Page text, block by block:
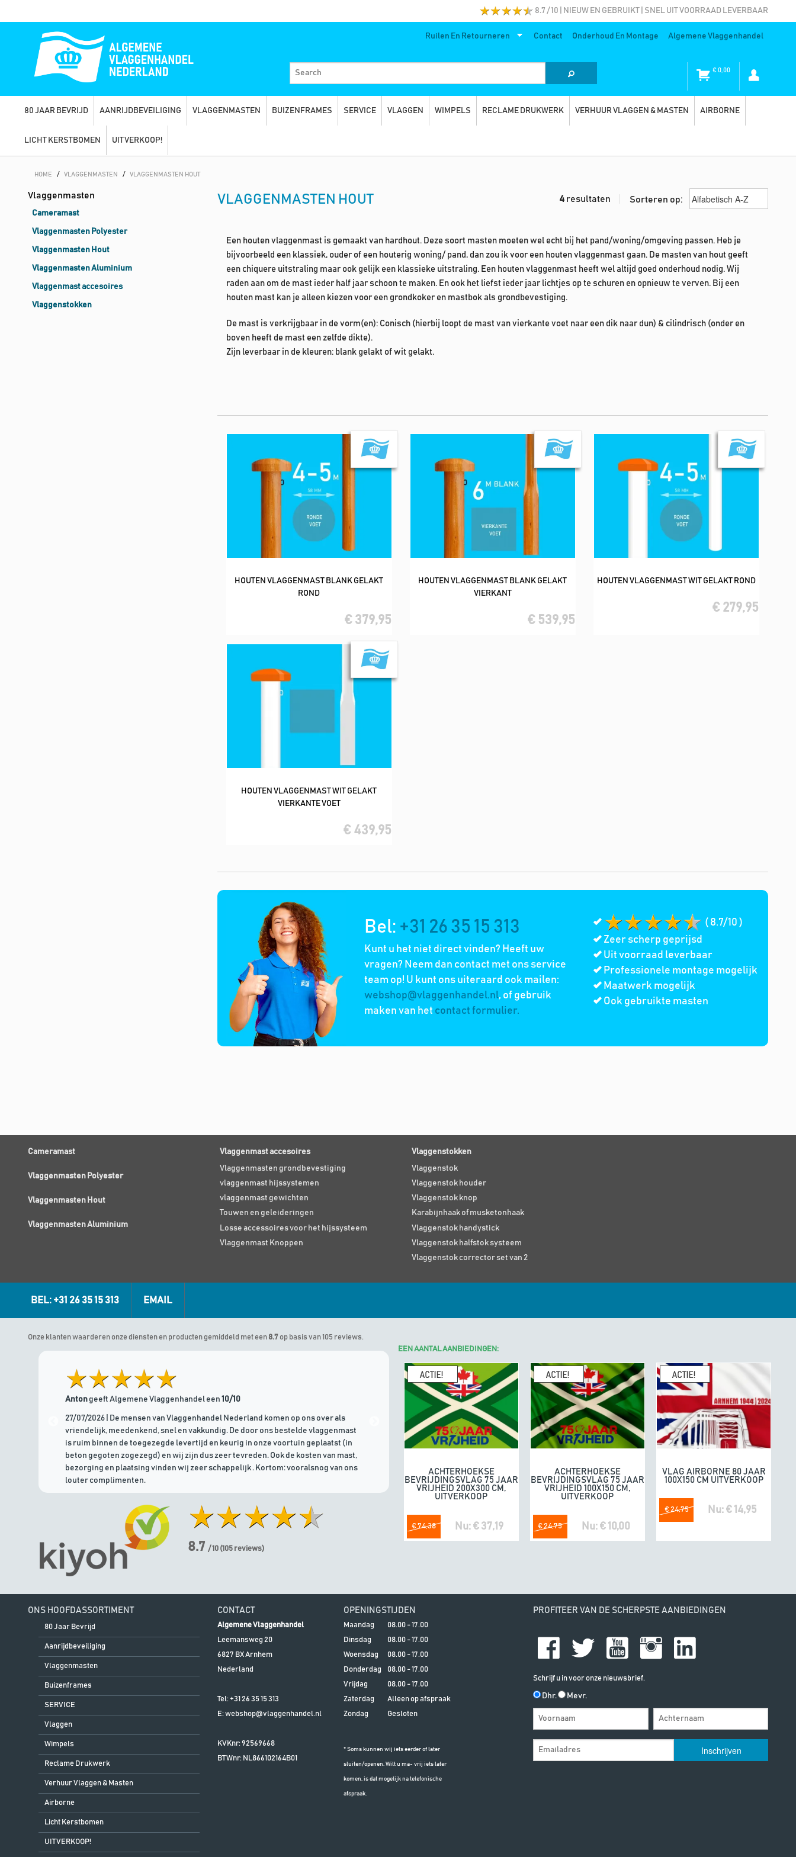
8.7 / 10 | NIEUW EN GEBRUIKT | SNEL UIT VOORRAAD LEVERBAAR
Ruilen En Retourneren Contact Onderhoud En Montage Algemene Vlaggenhandel
€0,00
80 JAAR BEVRIJD AANRIJDBEVEILIGING VLAGGENMASTEN BUIZENFRAMES SERVICE VLAGGEN WIMPELS RECLAME DRUKWERK VERHUUR VLAGGEN & MASTEN AIRBORNE
LICHT KERSTBOMEN UITVERKOOP!
HOME / VLAGGENMASTEN / VLAGGENMASTEN HOUT
Vlaggenmasten
Cameramast
Vlaggenmasten Polyester
Vlaggenmasten Hout
Vlaggenmasten Aluminium
Vlaggenmast accesoires
Vlaggenstokken
4 resultaten Sorteren op:
VLAGGENMASTEN HOUT
Een houten vlaggenmast is gemaakt van hardhout. Deze soort masten moeten wel echt bij het pand/woning/omgeving passen. Heb je
bijvoorbeeld een klassiek, ouder of een houterig woning/ pand, dan zou ik voor een houten vlaggenmast gaan. De masten van hout geeft
een chiquere uitstraling maar ook gelijk een klassieke uitstraling. Een houten vlaggenmast heeft wel altijd goed onderhoud nodig. Wij
raden aan om de mast ieder half jaar schoon te maken. En ook het liefst ieder jaar lichtjes op te schuren en opnieuw te verven. Bij een
houten mast kan je alleen kiezen voor een grondkoker en mastbok als grondbevestiging.
De mast is verkrijgbaar in de vorm(en): Conisch (hierbij loopt de mast van vierkante voet naar een dik naar dun) & cilindrisch (onder en
boven heeft de mast een zelfde dikte).
Zijn leverbaar in de kleuren: blank gelakt of wit gelakt.
In winkelwagen
HOUTEN VLAGGENMAST BLANK GELAKT
ROND
€ 379,95
In winkelwagen
HOUTEN VLAGGENMAST BLANK GELAKT
VIERKANT
€ 539,95
In winkelwagen
HOUTEN VLAGGENMAST WIT GELAKT ROND
€ 279,95
In winkelwagen
HOUTEN VLAGGENMAST WIT GELAKT
VIERKANTE VOET
€ 439,95
Bel: +31 26 35 15 313
Kunt u het niet direct vinden? Heeft uw
vragen? Neem dan contact met ons service
team op! U kunt ons uiteraard ook mailen:
webshop@vlaggenhandel.nl, of gebruik
maken van het contact formulier.
( 8.7/10 )
Zeer scherp geprijsd
Uit voorraad leverbaar
Professionele montage mogelijk
Maatwerk mogelijk
Ook gebruikte masten
Cameramast
Vlaggenmasten Polyester
Vlaggenmasten Hout
Vlaggenmasten Aluminium
Vlaggenmast accesoires
Vlaggenmasten grondbevestiging
vlaggenmast hijssystemen
vlaggenmast gewichten
Touwen en geleideringen
Losse accessoires voor het hijssysteem
Vlaggenmast Knoppen
Vlaggenstokken
Vlaggenstok
Vlaggenstok houder
Vlaggenstok knop
Karabijnhaak of musketonhaak
Vlaggenstok handystick
Vlaggenstok halfstok systeem
Vlaggenstok corrector set van 2
BEL: +31 26 35 15 313 EMAIL
Onze klanten waarderen onze diensten en producten gemiddeld met een 8.7 op basis van 105 reviews.
Antongeeft Algemene Vlaggenhandel een 10/10
27/07/2026 | De mensen van Vlaggenhandel Nederland komen op ons over als
vriendelijk, meedenkend, snel en vakkundig. De door ons bestelde vlaggenmast
is ruim binnen de toegezegde levertijd en keurig in onze voortuin geplaatst (in
beton gegoten zogezegd) en wij zijn dus zeer tevreden. Ook de kosten van mast,
bezorging en plaatsing vinden wij zeer schappelijk . Kortom: vooralsnog van ons
louter complimenten.
Marinus geeft Algemene Vlaggenhandel een10/10
21/07/2026 | Goede communicatie. Fijne producten.
K
8.7/ 10 (105 reviews)
EEN AANTAL AANBIEDINGEN:
In winkelwagen
ACHTERHOEKSE
BEVRIJDINGSVLAG 75 JAAR
VRIJHEID 200X300 CM,
UITVERKOOP
€ 74,38 Nu: € 37,19
In winkelwagen
ACHTERHOEKSE
BEVRIJDINGSVLAG 75 JAAR
VRIJHEID 100X150 CM,
UITVERKOOP
€ 24,75 Nu: € 10,00
In winkelwagen
VLAG AIRBORNE 80 JAAR
100X150 CM UITVERKOOP
€ 24,75 Nu: € 14,95
ONS HOOFDASSORTIMENT
80 Jaar Bevrijd
Aanrijdbeveiliging
Vlaggenmasten
Buizenframes
SERVICE
Vlaggen
Wimpels
Reclame Drukwerk
Verhuur Vlaggen & Masten
Airborne
Licht Kerstbomen
UITVERKOOP!
CONTACT
Algemene Vlaggenhandel
Leemansweg 20
6827 BXArnhem
Nederland
Tel: +31 26 35 15 313
E:webshop@vlaggenhandel.nl
KVKnr: 92569668
BTWnr: NL866102164B01
OPENINGSTIJDEN
Maandag
08.00 - 17.00
Dinsdag
08.00 - 17.00
Woensdag
08.00 - 17.00
Donderdag
08.00 - 17.00
Vrijdag
08.00 - 17.00
Zaterdag
Alleen op afspraak
Zondag
Gesloten
* Soms kunnen wij iets eerder of later
sluiten/openen. Wilt u ma- vrij iets later
komen, is dat mogelijk na telefonische
afspraak.
PROFITEER VAN DE SCHERPSTE AANBIEDINGEN
Schrijf u in voor onze nieuwsbrief.
Dhr. Mevr.